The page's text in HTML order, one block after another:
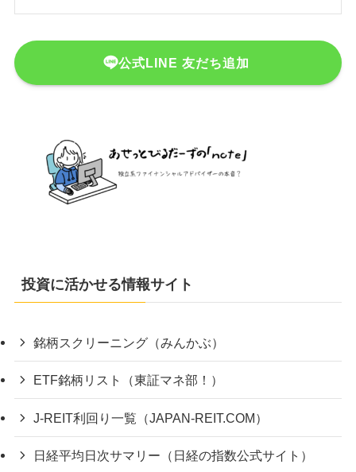
公式LINE 友だち追加
投資に活かせる情報サイト
銘柄スクリーニング（みんかぶ）
ETF銘柄リスト（東証マネ部！）
J-REIT利回り一覧（JAPAN-REIT.COM）
日経平均日次サマリー（日経の指数公式サイト）